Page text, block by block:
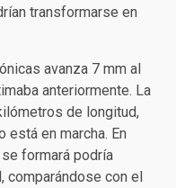
transformarse en
avanza 7 mm al
anteriormente. La
de longitud,
está en marcha. En
formará podría
comparándose con el